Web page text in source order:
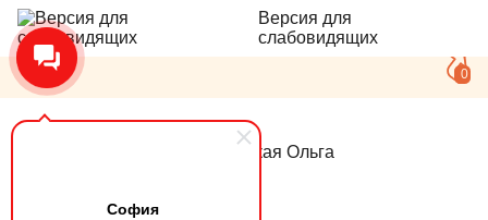
София
Версия для
слабовидящих
0
Мощенская Ольга